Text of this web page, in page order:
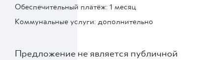
Обеспечительный платёж: 1 месяц
Коммунальные услуги: дополнительно
Предложение не является публичной